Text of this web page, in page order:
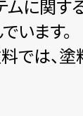
ムに関
います。
では、